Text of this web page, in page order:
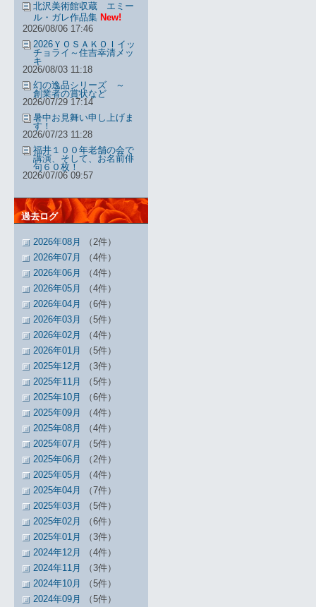
北沢美術館収蔵 エミー
ル・ガレ作品集 New!
2026/08/06 17:46
2026ＹＯＳＡＫＯＩイッ
チョライ～住吉幸清メッ
キ
2026/08/03 11:18
幻の逸品シリーズ ～
創業者の賞状など
2026/07/29 17:14
暑中お見舞い申し上げま
す！
2026/07/23 11:28
福井１００年老舗の会で
講演、そして、お名前俳
句６０枚！
2026/07/06 09:57
過去ログ
2026年08月
（2件）
2026年07月
（4件）
2026年06月
（4件）
2026年05月
（4件）
2026年04月
（6件）
2026年03月
（5件）
2026年02月
（4件）
2026年01月
（5件）
2025年12月
（3件）
2025年11月
（5件）
2025年10月
（6件）
2025年09月
（4件）
2025年08月
（4件）
2025年07月
（5件）
2025年06月
（2件）
2025年05月
（4件）
2025年04月
（7件）
2025年03月
（5件）
2025年02月
（6件）
2025年01月
（3件）
2024年12月
（4件）
2024年11月
（3件）
2024年10月
（5件）
2024年09月
（5件）